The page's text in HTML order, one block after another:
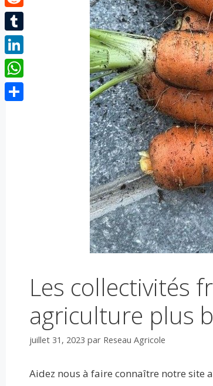
Les collectivités
agriculture plus
juillet 31, 2023 par Reseau Agricole
Aidez nous à faire connaître notre site
Reddit
Tumblr
LinkedIn
WhatsApp